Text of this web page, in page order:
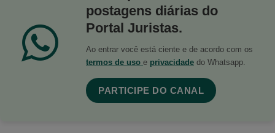
postagens diárias do
Portal Juristas.
Ao entrar você está ciente e de acordo com os
termos de uso e privacidade do Whatsapp.
PARTICIPE DO CANAL